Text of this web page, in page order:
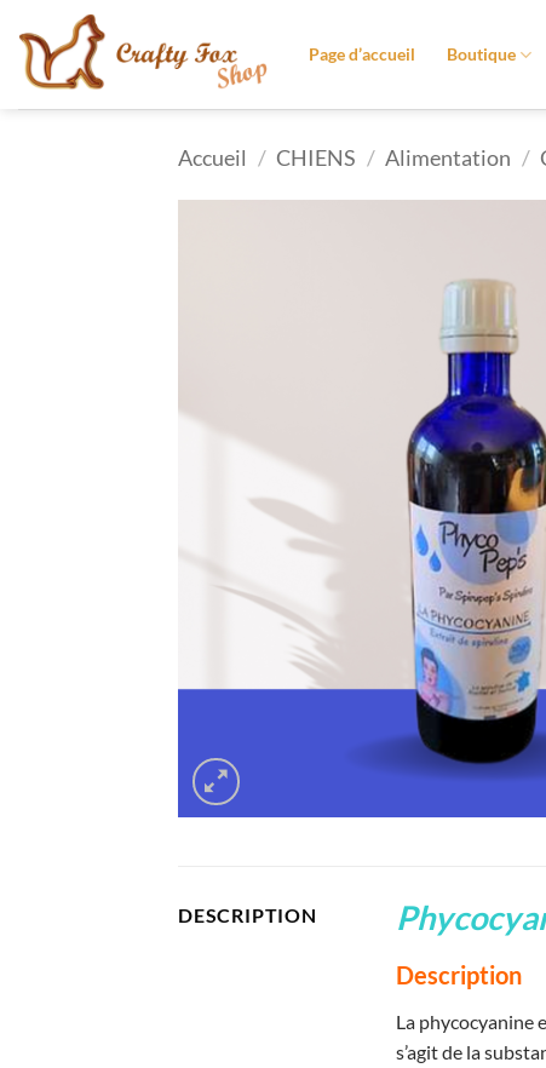
contenu
Page d’accueil Boutique
Accueil / CHIENS / Alimentation /
DESCRIPTION
Description
La phycocyanine
s’agit de la